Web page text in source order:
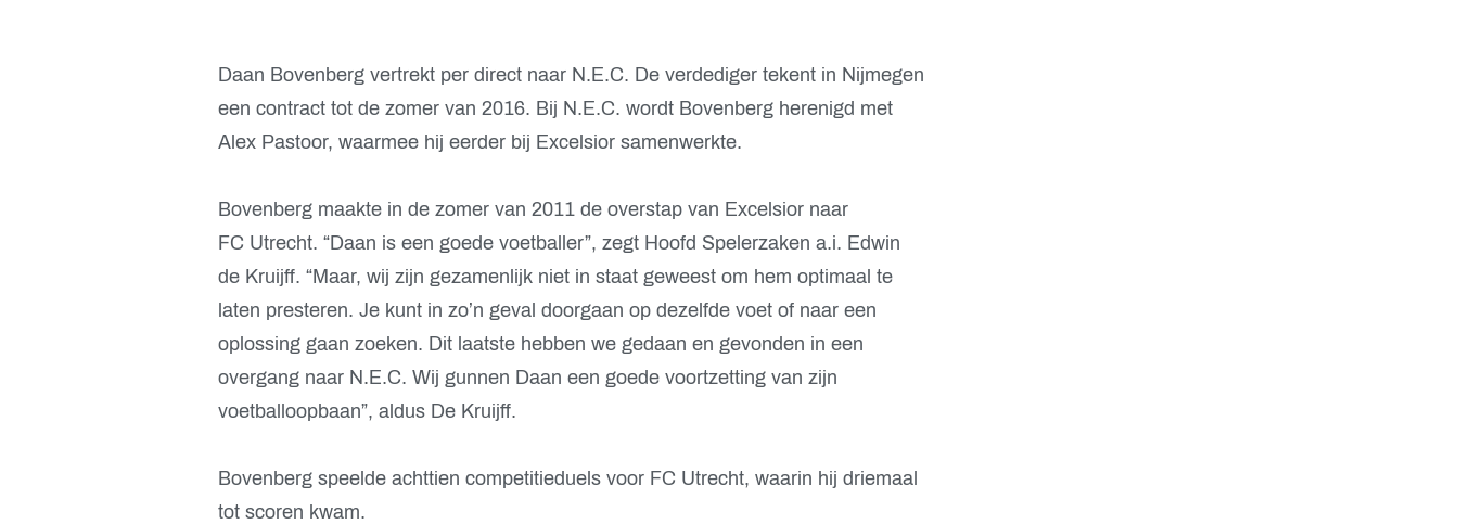
Daan Bovenberg vertrekt per direct naar N.E.C. De verdediger tekent in Nijmegen
een contract tot de zomer van 2016. Bij N.E.C. wordt Bovenberg herenigd met
Alex Pastoor, waarmee hij eerder bij Excelsior samenwerkte.
Bovenberg maakte in de zomer van 2011 de overstap van Excelsior naar
FC Utrecht. “Daan is een goede voetballer”, zegt Hoofd Spelerzaken a.i. Edwin
de Kruijff. “Maar, wij zijn gezamenlijk niet in staat geweest om hem optimaal te
laten presteren. Je kunt in zo’n geval doorgaan op dezelfde voet of naar een
oplossing gaan zoeken. Dit laatste hebben we gedaan en gevonden in een
overgang naar N.E.C. Wij gunnen Daan een goede voortzetting van zijn
voetballoopbaan”, aldus De Kruijff.
Bovenberg speelde achttien competitieduels voor FC Utrecht, waarin hij driemaal
tot scoren kwam.